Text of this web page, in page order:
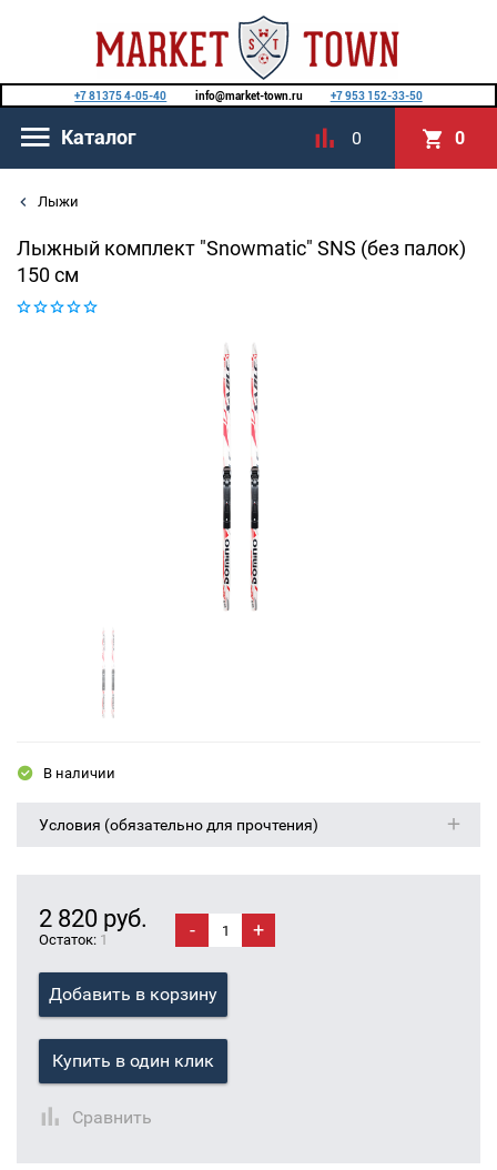
+7 81375 4-05-40 info@market-town.ru +7 953 152-33-50
Каталог 0 0
Лыжи
Лыжный комплект "Snowmatic" SNS (без палок)
150 см
В наличии
Условия (обязательно для прочтения)
2 820 руб.
Остаток: 1 - +
Добавить в корзину
Купить в один клик
Сравнить